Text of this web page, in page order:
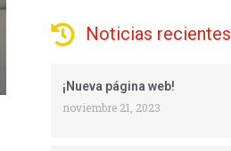
Noticias recientes
¡Nueva página web!
noviembre 21, 2023